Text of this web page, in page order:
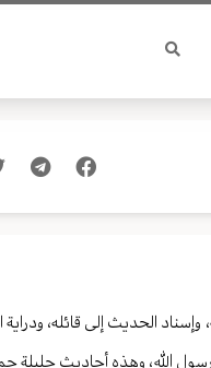
الحديث إلى قائله،
الله، وهذه أحاديث جليلة